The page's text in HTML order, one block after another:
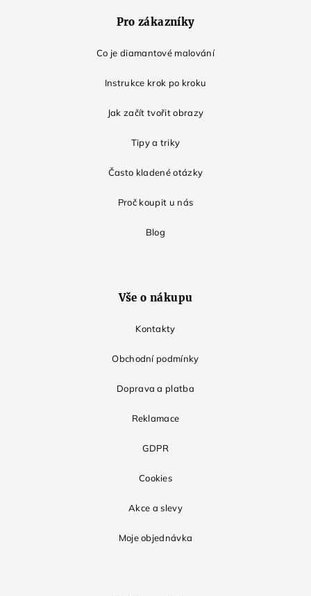
Pro zákazníky
Co je diamantové malování
Instrukce krok po kroku
Jak začít tvořit obrazy
Tipy a triky
Často kladené otázky
Proč koupit u nás
Blog
Vše o nákupu
Kontakty
Obchodní podmínky
Doprava a platba
Reklamace
GDPR
Cookies
Akce a slevy
Moje objednávka